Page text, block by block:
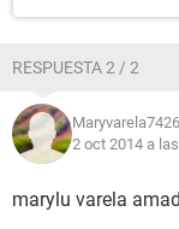
RESPUESTA 2 / 2
2 oct 2014 a
marylu varela